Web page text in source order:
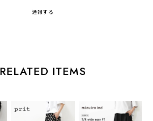
通報する
RELATED ITEMS